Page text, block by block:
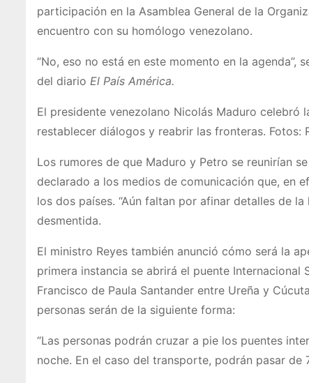
participación en la Asamblea General de la
encuentro con su homólogo venezolano.
“No, eso no está en este momento en la
del diario El País América.
El presidente venezolano Nicolás Maduro
restablecer diálogos y reabrir las fronteras. Fotos:
Los rumores de que Maduro y Petro se reunirían
declarado a los medios de comunicación que, en
los dos países. “Aún faltan por afinar detalles de la
desmentida.
El ministro Reyes también anunció cómo será la
primera instancia se abrirá el puente Internacional
Francisco de Paula Santander entre Ureña y Cúcuta
personas serán de la siguiente forma:
“Las personas podrán cruzar a pie los puentes
noche. En el caso del transporte, podrán pasar de